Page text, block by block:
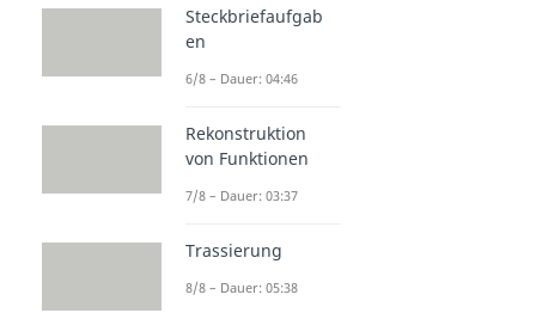
Steckbriefaufgab
en
6/8 – Dauer: 04:46
Rekonstruktion
von Funktionen
7/8 – Dauer: 03:37
Trassierung
8/8 – Dauer: 05:38